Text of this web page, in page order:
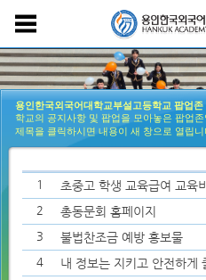
공지사항
용인한국외국어대학교부설고등학교 팝업존
학교의 공지사항 및 팝업을 모아놓은 팝업존
제목을 클릭하시면 내용이 새 창으로 열립니
1 초중고 학생 교육급여 교육
2 총동문회 홈페이지
3 불법찬조금 예방 홍보물
4 내 정보는 지키고 안전하게